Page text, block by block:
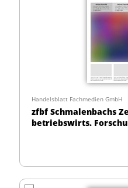
Handelsblatt Fachmedien GmbH
zfbf Schmalenbachs
betriebswirts.